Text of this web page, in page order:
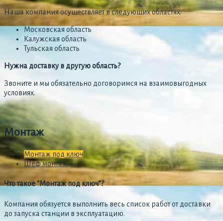
Наша компания осуществляет в следующих областях:
Московская область
Калужская область
Тульская область
Нужна доставку в другую область?
Звоните и мы обязательно договоримся на взаимовыгодных
условиях.
Монтаж
Монтаж под ключ
Шеф монтаж
Что такое “Монтаж под ключ”?
Компания обязуется выполнить весь список работ от доставки
до запуска станции в эксплуатацию.